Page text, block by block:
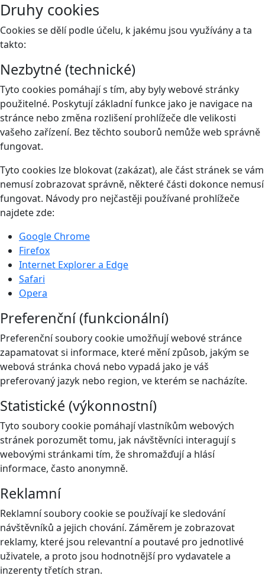
Druhy cookies
Cookies se dělí podle účelu, k jakému jsou využívány a ta
takto:
Nezbytné (technické)
Tyto cookies pomáhají s tím, aby byly webové stránky
použitelné. Poskytují základní funkce jako je navigace na
stránce nebo změna rozlišení prohlížeče dle velikosti
vašeho zařízení. Bez těchto souborů nemůže web správně
fungovat.
Tyto cookies lze blokovat (zakázat), ale část stránek se vám
nemusí zobrazovat správně, některé části dokonce nemusí
fungovat. Návody pro nejčastěji používané prohlížeče
najdete zde:
Google Chrome
Firefox
Internet Explorer a Edge
Safari
Opera
Preferenční (funkcionální)
Preferenční soubory cookie umožňují webové stránce
zapamatovat si informace, které mění způsob, jakým se
webová stránka chová nebo vypadá jako je váš
preferovaný jazyk nebo region, ve kterém se nacházíte.
Statistické (výkonnostní)
Tyto soubory cookie pomáhají vlastníkům webových
stránek porozumět tomu, jak návštěvníci interagují s
webovými stránkami tím, že shromažďují a hlásí
informace, často anonymně.
Reklamní
Reklamní soubory cookie se používají ke sledování
návštěvníků a jejich chování. Záměrem je zobrazovat
reklamy, které jsou relevantní a poutavé pro jednotlivé
uživatele, a proto jsou hodnotnější pro vydavatele a
inzerenty třetích stran.